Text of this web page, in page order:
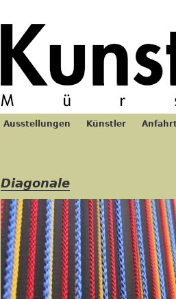
Diagonale
Ausstellungen Künstler